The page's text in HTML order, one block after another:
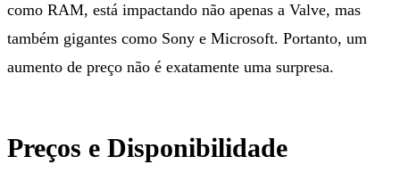
como RAM, está impactando não apenas a Valve, mas
também gigantes como Sony e Microsoft. Portanto, um
aumento de preço não é exatamente uma surpresa.
Preços e Disponibilidade